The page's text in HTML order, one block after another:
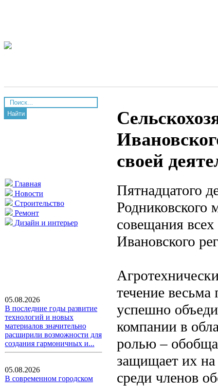
Найти
Главная
Новости
Строительство
Ремонт
Дизайн и интерьер
05.08.2026
В последние годы развитие
технологий и новых
материалов значительно
расширили возможности для
создания гармоничных и...
05.08.2026
В современном городском
своей
Пятнадцатого
Родниковского
совещания
Ивановского
течение
успешно
компании в
ролью –
защищает их
среди членов